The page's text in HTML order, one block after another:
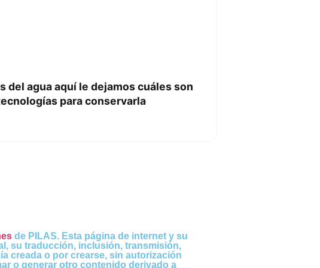
del agua aquí le dejamos cuáles son
para conservarla
de PILAS. Esta página de internet y su
su traducción, inclusión, transmisión,
creada o por crearse, sin autorización
o generar otro contenido derivado a